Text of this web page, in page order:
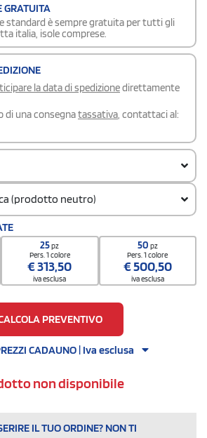
GRATUITA
standard è sempre gratuita per tutti gli
italia, isole comprese.
la data di spedizionedirettamente
di una consegnatassativa, contattaci al:
(prodotto neutro)
25pz
Pers. 1 colore
€313,50
iva esclusa
50 pz
Pers. 1 colore
€500,50
iva esclusa
PREVENTIVO
CADAUNO | Iva esclusa
non disponibile
IL TUO ORDINE? NON TI